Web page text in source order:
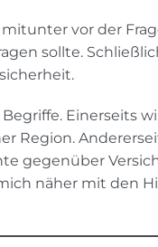
vor der
sollte.
Einerseits
Region.
gegenüber
näher mit den